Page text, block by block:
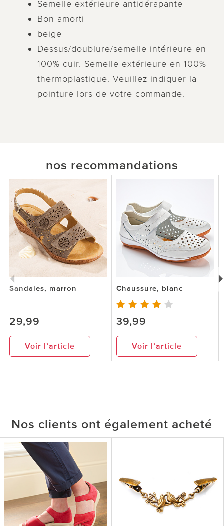
Semelle extérieure antidérapante
Bon amorti
beige
Dessus/doublure/semelle intérieure en
100% cuir. Semelle extérieure en 100%
thermoplastique. Veuillez indiquer la
pointure lors de votre commande.
nos recommandations
Sandales, marron
29,99
Voir l’article
Chaussure, blanc
39,99
Voir l’article
Nos clients ont également acheté